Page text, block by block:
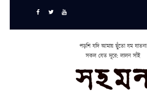
পড়শি যদি আমায় ছুঁতো যম যাতনা
সকল যেত দূরে: লালন সাঁই